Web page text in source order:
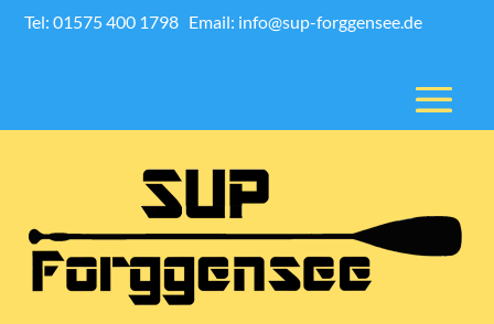
Tel: 01575 400 1798 Email: info@sup-forggensee.de